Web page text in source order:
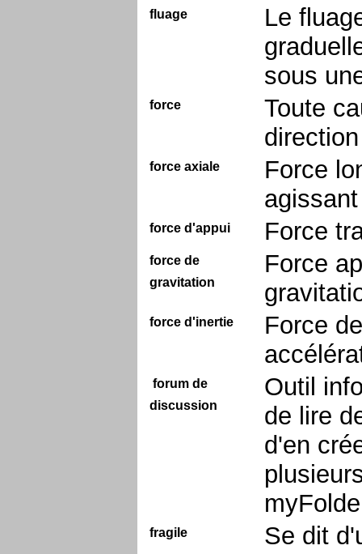
fluage
Le
sous
force
Toute
force axiale
Force
force d'appui Force
force de
gravitation
Force
force d'inertie
Force
forum de
discussion
Outil
de lire
d'en
fragile
Se dit